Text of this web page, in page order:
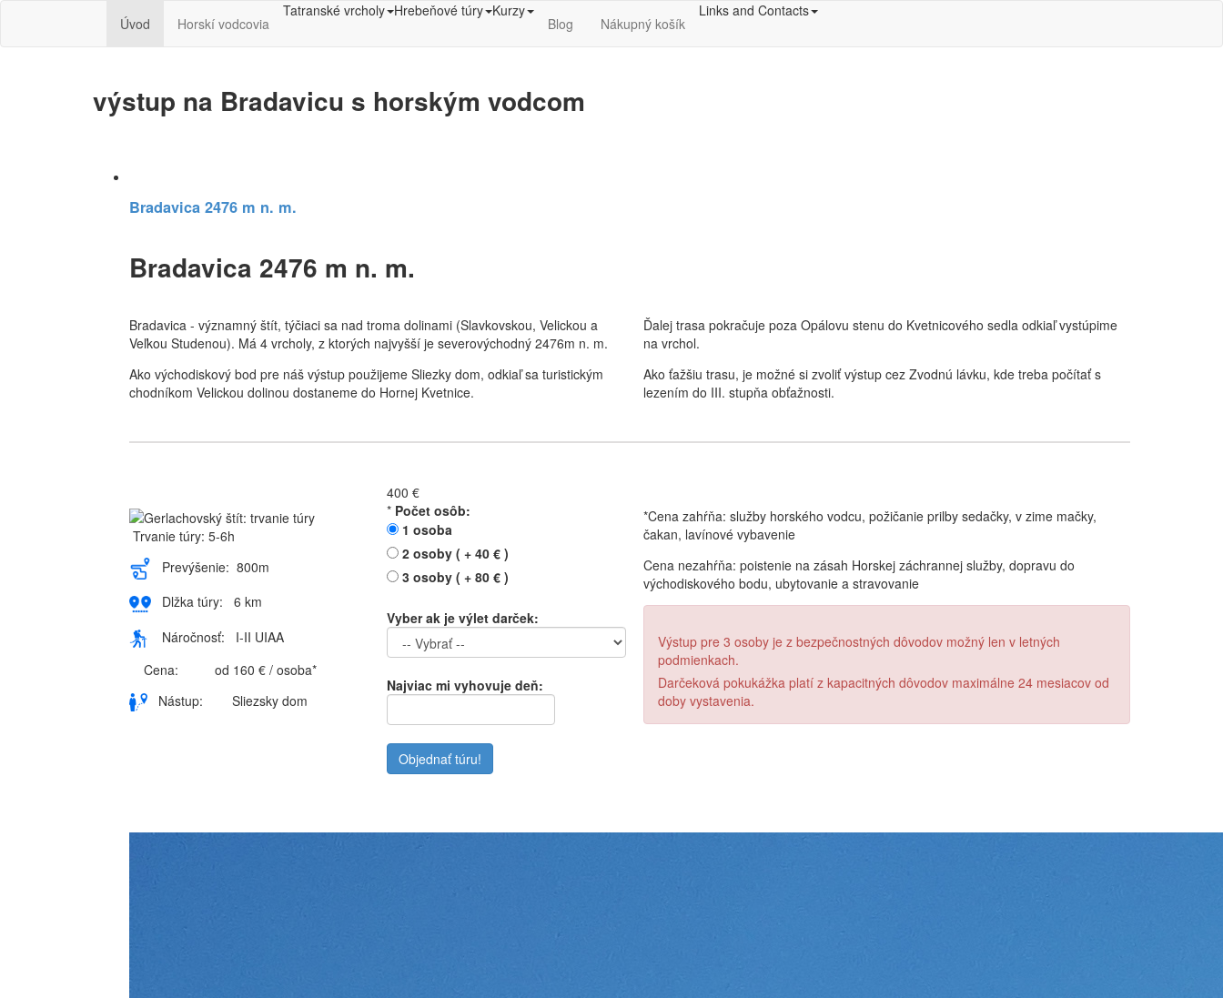
Úvod Horskí vodcovia
Tatranské vrcholy Hrebeňové túry Kurzy
Blog Nákupný košík
Links and Contacts
výstup na Bradavicu s horským vodcom
Bradavica 2476 m n. m.
Bradavica 2476 m n. m.
Bradavica - významný štít, týčiaci sa nad troma dolinami (Slavkovskou, Velickou a
Veľkou Studenou). Má 4 vrcholy, z ktorých najvyšší je severovýchodný 2476m n. m.
Ako východiskový bod pre náš výstup použijeme Sliezky dom, odkiaľ sa turistickým
chodníkom Velickou dolinou dostaneme do Hornej Kvetnice.
Ďalej trasa pokračuje poza Opálovu stenu do Kvetnicového sedla odkiaľ vystúpime
na vrchol.
Ako ťažšiu trasu, je možné si zvoliť výstup cez Zvodnú lávku, kde treba počítať s
lezením do III. stupňa obťažnosti.
Trvanie túry: 5-6h
Prevýšenie: 800m
Dlžka túry: 6 km
Náročnosť: I-II UIAA
Cena: od 160 € / osoba*
Nástup: Sliezsky dom
400 €
* Počet osôb:
1 osoba
2 osoby ( + 40 € )
3 osoby ( + 80 € )
Vyber ak je výlet darček:
Najviac mi vyhovuje deň:
*Cena zahŕňa: služby horského vodcu, požičanie prilby sedačky, v zime mačky,
čakan, lavínové vybavenie
Cena nezahŕňa: poistenie na zásah Horskej záchrannej služby, dopravu do
východiskového bodu, ubytovanie a stravovanie
Výstup pre 3 osoby je z bezpečnostných dôvodov možný len v letných
podmienkach.
Darčeková pokukážka platí z kapacitných dôvodov maximálne 24 mesiacov od
doby vystavenia.